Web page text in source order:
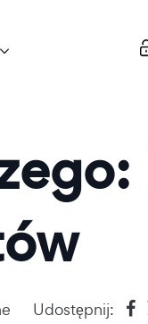
Udostępnij: